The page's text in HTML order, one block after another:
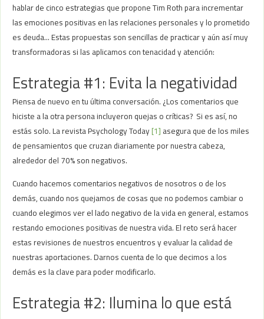
hablar de cinco estrategias que propone Tim Roth para incrementar
las emociones positivas en las relaciones personales y lo prometido
es deuda… Estas propuestas son sencillas de practicar y aún así muy
transformadoras si las aplicamos con tenacidad y atención:
Estrategia #1: Evita la negatividad
Piensa de nuevo en tu última conversación. ¿Los comentarios que
hiciste a la otra persona incluyeron quejas o críticas? Si es así, no
estás solo. La revista Psychology Today [1] asegura que de los miles
de pensamientos que cruzan diariamente por nuestra cabeza,
alrededor del 70% son negativos.
Cuando hacemos comentarios negativos de nosotros o de los
demás, cuando nos quejamos de cosas que no podemos cambiar o
cuando elegimos ver el lado negativo de la vida en general, estamos
restando emociones positivas de nuestra vida. El reto será hacer
estas revisiones de nuestros encuentros y evaluar la calidad de
nuestras aportaciones. Darnos cuenta de lo que decimos a los
demás es la clave para poder modificarlo.
Estrategia #2: Ilumina lo que está